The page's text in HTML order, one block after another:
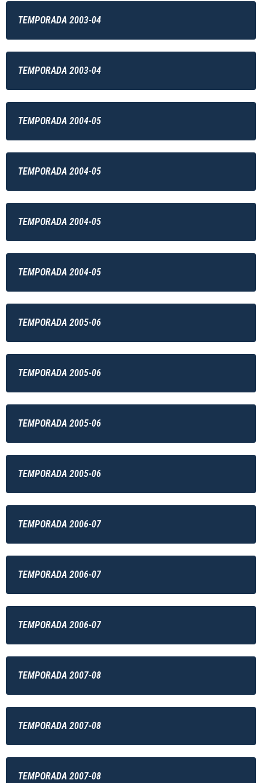
TEMPORADA 2003-04
TEMPORADA 2003-04
TEMPORADA 2004-05
TEMPORADA 2004-05
TEMPORADA 2004-05
TEMPORADA 2004-05
TEMPORADA 2005-06
TEMPORADA 2005-06
TEMPORADA 2005-06
TEMPORADA 2005-06
TEMPORADA 2006-07
TEMPORADA 2006-07
TEMPORADA 2006-07
TEMPORADA 2007-08
TEMPORADA 2007-08
TEMPORADA 2007-08